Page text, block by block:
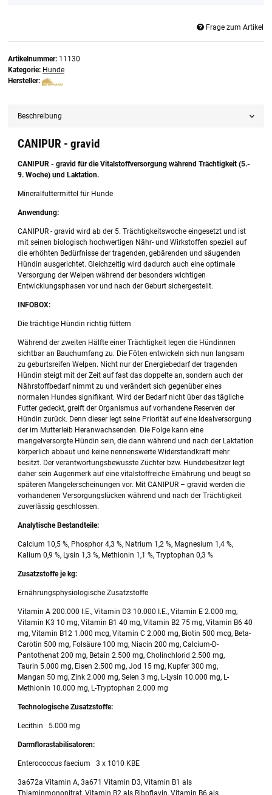
Frage zum Artikel
Artikelnummer: 11130
Kategorie: Hunde
Hersteller:
Beschreibung
CANIPUR - gravid
CANIPUR - gravid für die Vitalstoffversorgung während Trächtigkeit (5.-
9. Woche) und Laktation.
Mineralfuttermittel für Hunde
Anwendung:
CANIPUR - gravid wird ab der 5. Trächtigkeitswoche eingesetzt und ist
mit seinen biologisch hochwertigen Nähr- und Wirkstoffen speziell auf
die erhöhten Bedürfnisse der tragenden, gebärenden und säugenden
Hündin ausgerichtet. Gleichzeitig wird dadurch auch eine optimale
Versorgung der Welpen während der besonders wichtigen
Entwicklungsphasen vor und nach der Geburt sichergestellt.
INFOBOX:
Die trächtige Hündin richtig füttern
Während der zweiten Hälfte einer Trächtigkeit legen die Hündinnen
sichtbar an Bauchumfang zu. Die Föten entwickeln sich nun langsam
zu geburtsreifen Welpen. Nicht nur der Energiebedarf der tragenden
Hündin steigt mit der Zeit auf fast das doppelte an, sondern auch der
Nährstoffbedarf nimmt zu und verändert sich gegenüber eines
normalen Hundes signifikant. Wird der Bedarf nicht über das tägliche
Futter gedeckt, greift der Organismus auf vorhandene Reserven der
Hündin zurück. Denn dieser legt seine Priorität auf eine Idealversorgung
der im Mutterleib Heranwachsenden. Die Folge kann eine
mangelversorgte Hündin sein, die dann während und nach der Laktation
körperlich abbaut und keine nennenswerte Widerstandkraft mehr
besitzt. Der verantwortungsbewusste Züchter bzw. Hundebesitzer legt
daher sein Augenmerk auf eine vitalstoffreiche Ernährung und beugt so
späteren Mangelerscheinungen vor. Mit CANIPUR – gravid werden die
vorhandenen Versorgungslücken während und nach der Trächtigkeit
zuverlässig geschlossen.
Analytische Bestandteile:
Calcium 10,5 %, Phosphor 4,3 %, Natrium 1,2 %, Magnesium 1,4 %,
Kalium 0,9 %, Lysin 1,3 %, Methionin 1,1 %, Tryptophan 0,3 %
Zusatzstoffe je kg:
Ernährungsphysiologische Zusatzstoffe
Vitamin A 200.000 I.E., Vitamin D3 10.000 I.E., Vitamin E 2.000 mg,
Vitamin K3 10 mg, Vitamin B1 40 mg, Vitamin B2 75 mg, Vitamin B6 40
mg, Vitamin B12 1.000 mcg, Vitamin C 2.000 mg, Biotin 500 mcg, Beta-
Carotin 500 mg, Folsäure 100 mg, Niacin 200 mg, Calcium-D-
Pantothenat 200 mg, Betain 2.500 mg, Cholinchlorid 2.500 mg,
Taurin 5.000 mg, Eisen 2.500 mg, Jod 15 mg, Kupfer 300 mg,
Mangan 50 mg, Zink 2.000 mg, Selen 3 mg, L-Lysin 10.000 mg, L-
Methionin 10.000 mg, L-Tryptophan 2.000 mg
Technologische Zusatzstoffe:
Lecithin 5.000 mg
Darmflorastabilisatoren:
Enterococcus faecium 3 x 1010 KBE
3a672a Vitamin A, 3a671 Vitamin D3, Vitamin B1 als
Thiaminmononitrat, Vitamin B2 als Riboflavin, Vitamin B6 als